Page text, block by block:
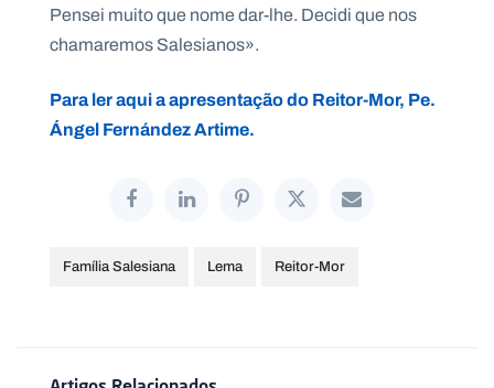
Pensei muito que nome dar-lhe. Decidi que nos
chamaremos Salesianos».
Para ler aqui a apresentação do Reitor-Mor, Pe.
Ángel Fernández Artime.
Família Salesiana Lema Reitor-Mor